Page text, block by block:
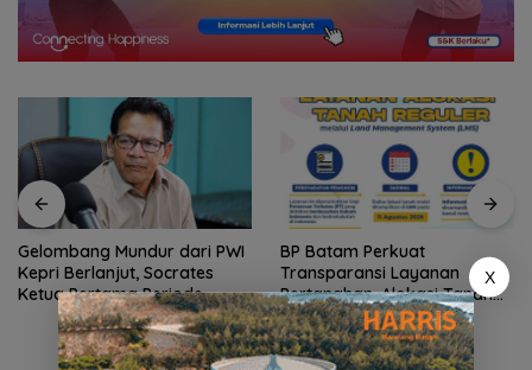
Gelombang Mundur dari PWI
Kepri Berlanjut, Socrates
Ketua Pertama Periode
2004–2008 Ikut Tinggalkan
Organisasi
BP Batam Perkuat
Transparansi Layanan
Pertanahan, Alokasi Tanah
Reguler Segera Hadir Melalui
LMS
X